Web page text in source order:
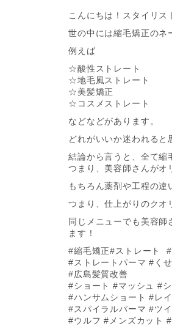
こんにちは！スタイリス
世の中には縮毛矯正のネ
例えば
☆酸性ストレート
☆地毛風ストレート
☆美髪矯正
☆コスメストレート
などなどがあります。
どれがいいか迷われると
結論から言うと、全て縮
つまり、美容師さんがオ
もちろん薬剤や工程の違
つまり、仕上がりのクオ
同じメニューでも美容
ます！
#縮毛矯正#ストレート
#ストレートパーマ #く
#広島髪質改善
#ショート #マッシュ #
#ハンサムショート #レ
#スパイラルパーマ #ツ
#ウルフ #メンズカット